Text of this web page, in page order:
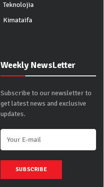
Teknolojia
Kimataifa
Weekly NewsLetter
Subscribe to our newsletter to
get latest news and exclusive
updates.
SUBSCRIBE